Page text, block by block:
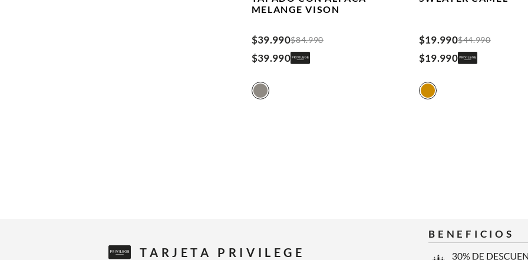
MELANGE VISON
$39.990$84.990
$39.990
$19.990$44.990
$19.990
TARJETA PRIVILEGE
BENEFICIOS